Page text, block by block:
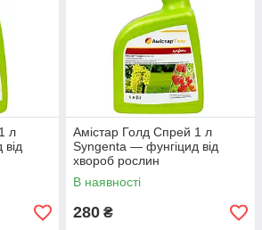
знижки
можуть розраховувати оптовики,
замовники і просто приємні
співробітництва
л
Амістар Голд Спрей 1 л
Syngenta — фунгіцид від
хвороб рослин
В наявності
280 ₴